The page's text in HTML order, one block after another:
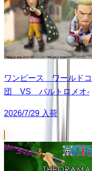
ワンピース ワールド
団 VS バルトロメオ-
2026/7/29 入荷